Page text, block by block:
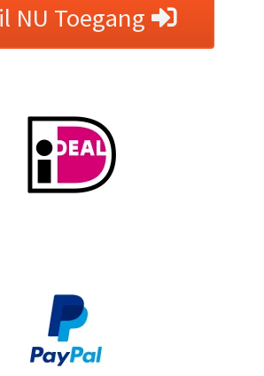
NU Toegang